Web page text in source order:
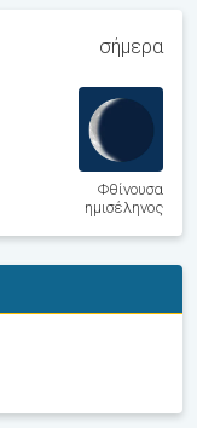
σήμερα
Φθίνουσα
ημισέληνος